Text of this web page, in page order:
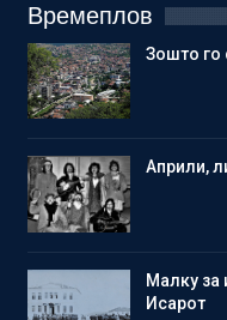
Времеплов
Зошто го
Aприли,
Малку за
Исарот